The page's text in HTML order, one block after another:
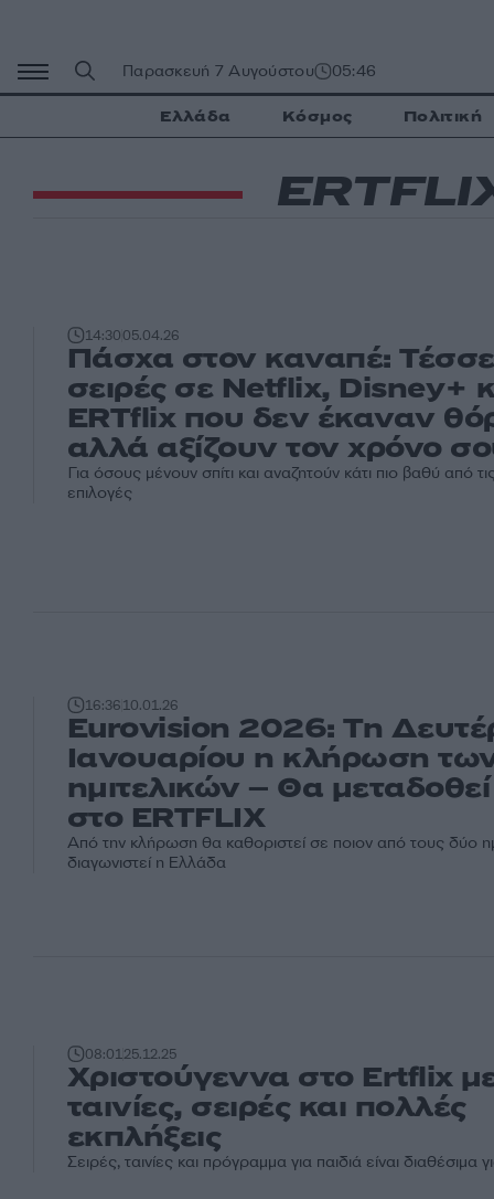
περιεχόμενο
Παρασκευή 7 Αυγούστου 05:46
Ελλάδα Κόσμος Πολιτική
14:3005.04.26
Πάσχα στον καναπέ:
σειρές σε Netflix, Disney+
ERTflix που δεν έκαναν
αλλά αξίζουν τον χρόνο
Για όσους μένουν σπίτι και αναζητούν κάτι πιο βαθύ από
επιλογές
16:3610.01.26
Eurovision 2026: Τη
Ιανουαρίου η κλήρωση
ημιτελικών – Θα
στο ERTFLIX
Από την κλήρωση θα καθοριστεί σε ποιον από τους δύο
διαγωνιστεί η Ελλάδα
08:0125.12.25
Χριστούγεννα στο Ertflix
ταινίες, σειρές και πολλές
εκπλήξεις
Σειρές, ταινίες και πρόγραμμα για παιδιά είναι διαθέσιμα